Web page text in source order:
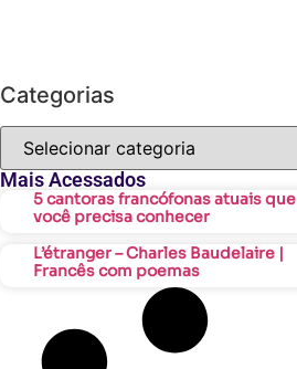
Categorias
Mais Acessados
5 cantoras francófonas atuais que
você precisa conhecer
L’étranger – Charles Baudelaire |
Francês com poemas